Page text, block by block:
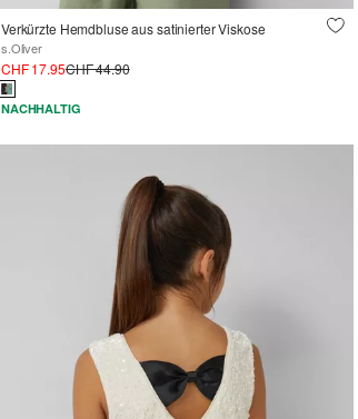
Verkürzte Hemdbluse aus satinierter Viskose
s.Oliver
CHF 17.95CHF 44.90
NACHHALTIG